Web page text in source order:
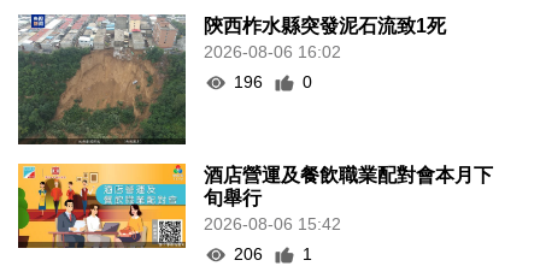
陝西柞水縣突發泥石流致1死
2026-08-06 16:02
196
0
酒店營運及餐飲職業配對會本月下
旬舉行
2026-08-06 15:42
206
1